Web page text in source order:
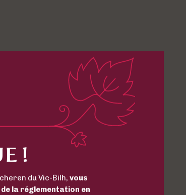
!
du Vic-Bilh, vous
la réglementation en